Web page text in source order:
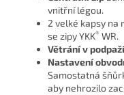
vnitřní légou.
2 velké kapsy na
se zipy YKK® WR.
Větrání v
Nastavení
Samostatná
aby nehrozilo